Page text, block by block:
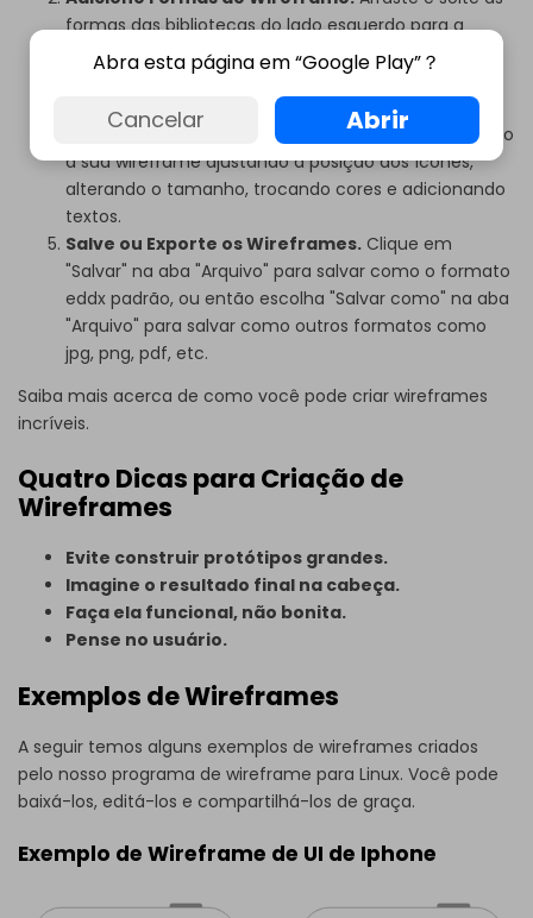
formas das bibliotecas do lado esquerdo para a
página de desenho.
Adicione o Conteúdo do Wireframe.
Clique duas
vezes numa forma para inserir o texto.
Esquema e Design.
Você pode continuar projetando
a sua wireframe ajustando a posição dos ícones,
alterando o tamanho, trocando cores e adicionando
textos.
Salve ou Exporte os Wireframes. Clique em
"Salvar" na aba "Arquivo" para salvar como o formato
eddx padrão, ou então escolha "Salvar como" na aba
"Arquivo" para salvar como outros formatos como
jpg, png, pdf, etc.
Saiba mais acerca de como você pode criar wireframes
incríveis.
Quatro Dicas para Criação de
Wireframes
Evite construir protótipos grandes.
Imagine o resultado final na cabeça.
Faça ela funcional, não bonita.
Pense no usuário.
Exemplos de Wireframes
A seguir temos alguns exemplos de wireframes criados
pelo nosso programa de wireframe para Linux. Você pode
baixá-los, editá-los e compartilhá-los de graça.
Exemplo de Wireframe de UI de Iphone
Abra esta página em “Google Play”？
Cancelar Abrir